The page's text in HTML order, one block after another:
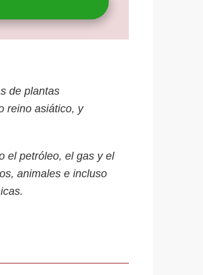
de plantas
reino asiático, y
el petróleo, el gas y el
animales e incluso